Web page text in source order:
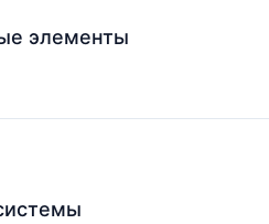
элементы